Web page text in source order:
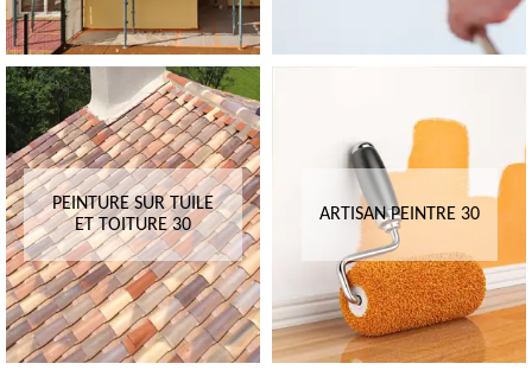
PEINTURE SUR TUILE
ET TOITURE 30
ARTISAN PEINTRE 30